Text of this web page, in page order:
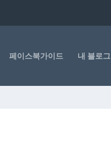
페이스북가이드 내 블로그